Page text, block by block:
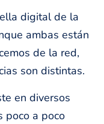
digital de la
ambas están
de la red,
son distintas.
en diversos
poco a poco